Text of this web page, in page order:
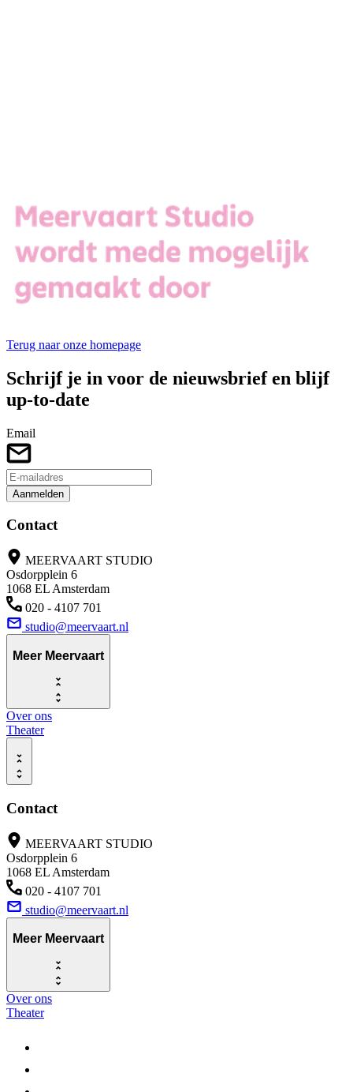
Terug naar onze homepage
Schrijf je in voor de nieuwsbrief en blijf
up-to-date
Email
Aanmelden
Contact
MEERVAART STUDIO
Osdorpplein 6
1068 EL Amsterdam
020 - 4107 701
studio@meervaart.nl
Meer Meervaart
Over ons
Theater
Contact
MEERVAART STUDIO
Osdorpplein 6
1068 EL Amsterdam
020 - 4107 701
studio@meervaart.nl
Meer Meervaart
Over ons
Theater